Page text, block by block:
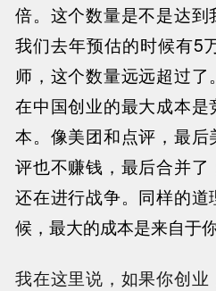
倍。这个数量是不是达到
我们去年预估的时候有5
师，这个数量远远超过
在中国创业的最大成本
本。像美团和点评，最
评也不赚钱，最后合并
还在进行战争。同样的道
候，最大的成本是来自于
我在这里说，如果你创